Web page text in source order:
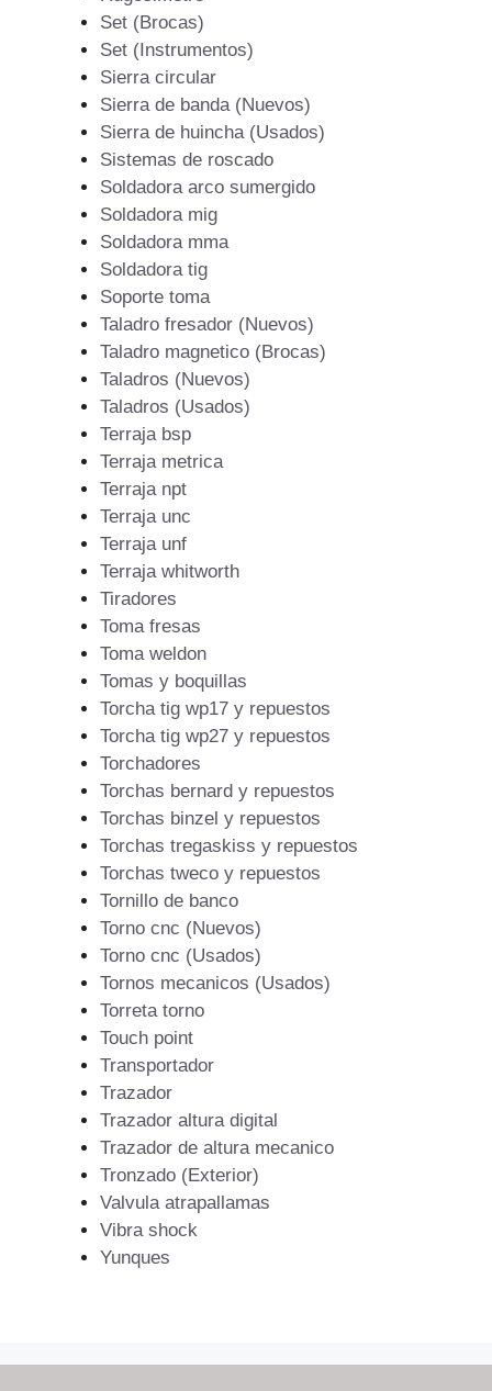
Set (Brocas)
Set (Instrumentos)
Sierra circular
Sierra de banda (Nuevos)
Sierra de huincha (Usados)
Sistemas de roscado
Soldadora arco sumergido
Soldadora mig
Soldadora mma
Soldadora tig
Soporte toma
Taladro fresador (Nuevos)
Taladro magnetico (Brocas)
Taladros (Nuevos)
Taladros (Usados)
Terraja bsp
Terraja metrica
Terraja npt
Terraja unc
Terraja unf
Terraja whitworth
Tiradores
Toma fresas
Toma weldon
Tomas y boquillas
Torcha tig wp17 y repuestos
Torcha tig wp27 y repuestos
Torchadores
Torchas bernard y repuestos
Torchas binzel y repuestos
Torchas tregaskiss y repuestos
Torchas tweco y repuestos
Tornillo de banco
Torno cnc (Nuevos)
Torno cnc (Usados)
Tornos mecanicos (Usados)
Torreta torno
Touch point
Transportador
Trazador
Trazador altura digital
Trazador de altura mecanico
Tronzado (Exterior)
Valvula atrapallamas
Vibra shock
Yunques